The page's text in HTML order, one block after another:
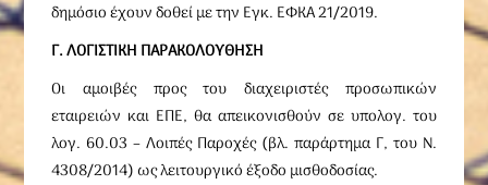
δημόσιο έχουν δοθεί με την Εγκ. ΕΦΚΑ 21/2019.
Γ. ΛΟΓΙΣΤΙΚΗ ΠΑΡΑΚΟΛΟΥΘΗΣΗ
Οι αμοιβές προς του διαχειριστές προσωπικών
εταιρειών και ΕΠΕ, θα απεικονισθούν σε υπολογ. του
λογ. 60.03 – Λοιπές Παροχές (βλ. παράρτημα Γ, του Ν.
4308/2014) ως λειτουργικό έξοδο μισθοδοσίας.